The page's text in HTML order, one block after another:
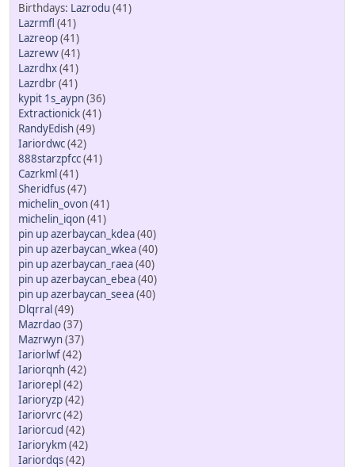
Lazrodu (41)
Lazrmfl (41)
Lazreop(41)
Lazrewv(41)
Lazrdhx(41)
Lazrdbr(41)
kypit 1s_aypn(36)
Extractionick(41)
RandyEdish(49)
Iariordwc(42)
888starzpfcc(41)
Cazrkml (41)
Sheridfus(47)
michelin_ovon(41)
michelin_iqon(41)
pin up azerbaycan_kdea(40)
pin up azerbaycan_wkea(40)
pin up azerbaycan_raea(40)
pin up azerbaycan_ebea(40)
pin up azerbaycan_seea(40)
Dlqrral (49)
Mazrdao(37)
Mazrwyn(37)
Iariorlwf(42)
Iariorqnh(42)
Iariorepl (42)
Iarioryzp(42)
Iariorvrc(42)
Iariorcud (42)
Iariorykm(42)
Iariordqs(42)